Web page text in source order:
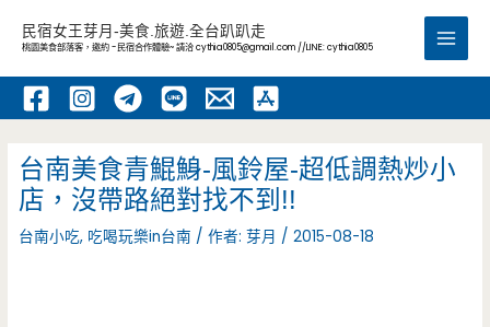
內
民宿女王芽月-美食.旅遊.全台趴趴走
桃園美食部落客，邀約 -民宿合作體驗~ 請洽cythia0805@gmail.com //LINE: cythia0805
Main
台南美食青鯤鯓-風鈴屋-超低調熱炒小
店，沒帶路絕對找不到!!
台南小吃, 吃喝玩樂in台南 / 作者:芽月 /2015-08-18